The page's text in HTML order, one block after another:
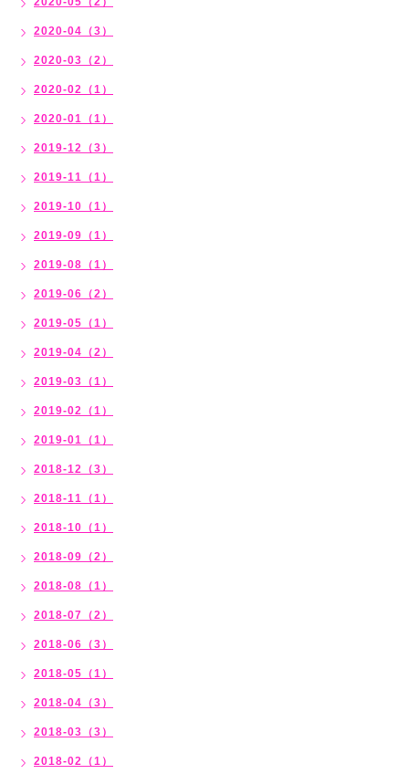
2020-04（3）
2020-03（2）
2020-02（1）
2020-01（1）
2019-12（3）
2019-11（1）
2019-10（1）
2019-09（1）
2019-08（1）
2019-06（2）
2019-05（1）
2019-04（2）
2019-03（1）
2019-02（1）
2019-01（1）
2018-12（3）
2018-11（1）
2018-10（1）
2018-09（2）
2018-08（1）
2018-07（2）
2018-06（3）
2018-05（1）
2018-04（3）
2018-03（3）
2018-02（1）